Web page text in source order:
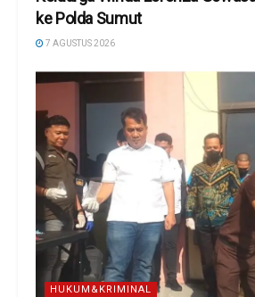
ke Polda Sumut
7 AGUSTUS 2026
HUKUM&KRIMINAL